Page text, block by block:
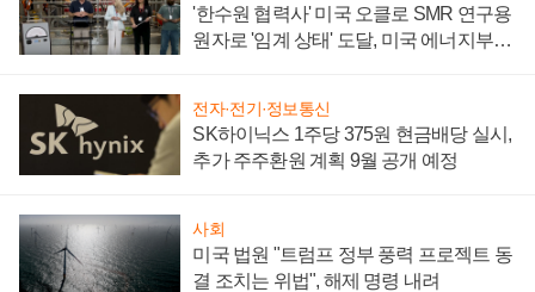
'한수원 협력사' 미국 오클로 SMR 연구용
원자로 '임계 상태' 도달, 미국 에너지부
전자·전기·정보통신
SK하이닉스 1주당 375원 현금배당 실시,
추가 주주환원 계획 9월 공개 예정
사회
미국 법원 "트럼프 정부 풍력 프로젝트 동
결 조치는 위법", 해제 명령 내려